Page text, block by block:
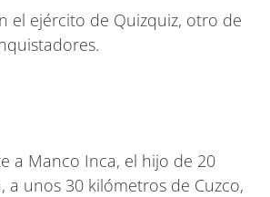
el ejército de Quizquiz, otro de
a Manco Inca, el hijo de 20
a unos 30 kilómetros de Cuzco,